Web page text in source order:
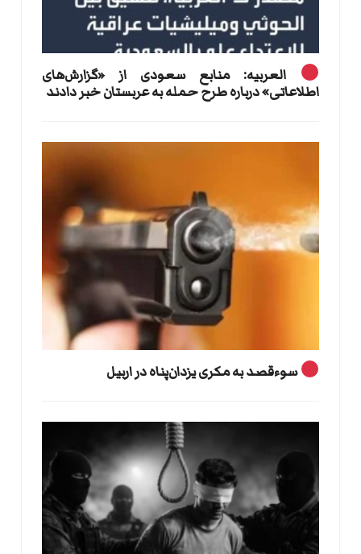
العربیه: منابع سعودی از «گزارش‌های
اطلاعاتی» درباره طرح حمله به عربستان خبر دادند
سوءقصد به مکری یزدان‌پناه در اربیل